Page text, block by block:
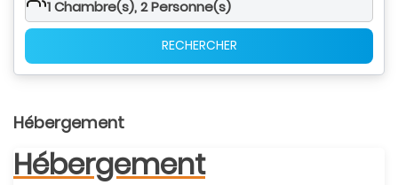
1Chambre(s),2Personne(s)
RECHERCHER
Hébergement
Hébergement